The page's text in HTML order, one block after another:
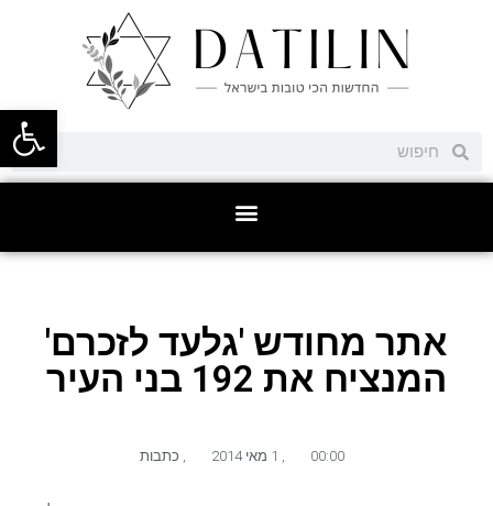
פתח
אתר מחודש 'גלעד לזכרם'
המנציח את 192 בני העיר
00:00
,
, כתבות